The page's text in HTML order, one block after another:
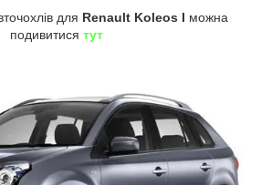
для Renault Koleos I можна
подивитися тут